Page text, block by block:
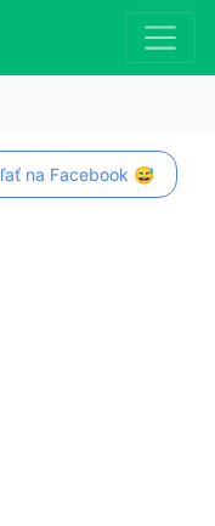
na Facebook 😅